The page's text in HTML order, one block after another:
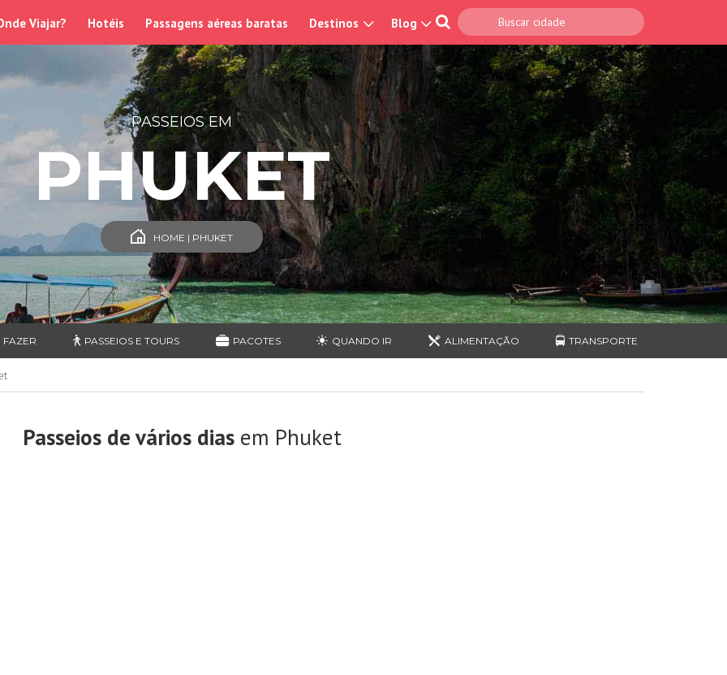
Viajar? Hotéis Passagens aéreas baratas Destinos Blog
PASSEIOS EM
PHUKET
HOME | PHUKET
FAZER PASSEIOS E TOURS PACOTES QUANDO IR ALIMENTAÇÃO TRANSPORTE
Passeios de vários diasem Phuket